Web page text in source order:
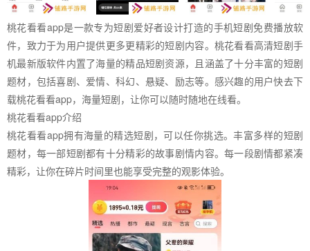
桃花看看app是一款专为短剧爱好者设计打造的手机短剧免费播放软
件，致力于为用户提供更多更精彩的短剧内容。桃花看看高清短剧手
机最新版软件内置了海量的精品短剧资源，且涵盖了十分丰富的短剧
题材，包括喜剧、爱情、科幻、悬疑、励志等。感兴趣的用户快去下
载桃花看看app，海量短剧，让你可以随时随地在线看。
桃花看看app介绍
桃花看看app拥有海量的精选短剧，可以任你挑选。丰富多样的短剧
题材，每一部短剧都有十分精彩的故事剧情内容。每一段剧情都紧凑
精彩，让你在碎片时间里也能享受完整的观影体验。